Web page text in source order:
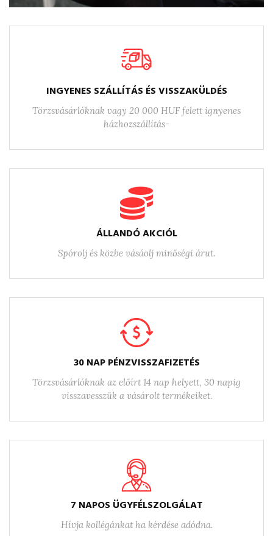
INGYENES SZÁLLÍTÁS ÉS VISSZAKÜLDÉS
Törzsvásárlóknak vagy 20 000 HUF felett ignyenes
házhozszállítás-
ÁLLANDÓ AKCIÓL
Spórolj és közbe vásáolj minőségi árut.
30 NAP PÉNZVISSZAFIZETÉS
Törzsvásárlóknak az előírt 14 nap helyett, 30 napig
visszavesszük a vásárolt termékeiket.
7 NAPOS ÜGYFÉLSZOLGÁLAT
Hívja kollégánkat ha kérdése adódna.